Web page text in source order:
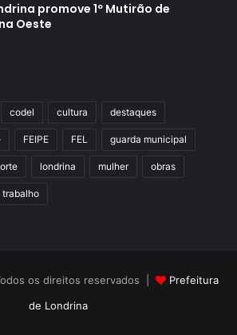
promove 1º Mutirão de
Oeste
codel cultura destaques
FEIPE FEL guarda municipal
londrina mulher obras
trabalho
os direitos reservados |
Prefeitura
de Londrina